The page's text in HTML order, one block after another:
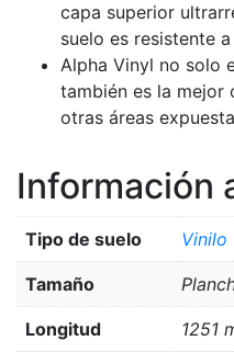
capa superior
suelo es resistente
Alpha Vinyl no solo
también es la mejor
otras áreas
Información
Tipo de suelo Vinilo
Tamaño
Longitud 1251